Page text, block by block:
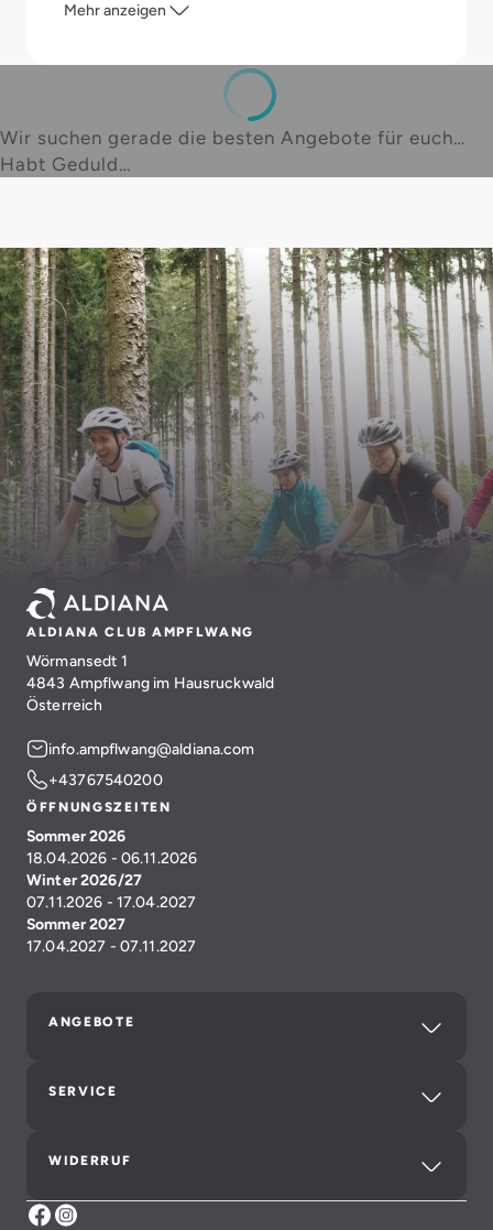
sodass du immer genau weißt, was du genießt.
Mehr anzeigen
Wir suchen gerade die besten Angebote für euch…
Habt Geduld…
ALDIANA CLUB AMPFLWANG
Wörmansedt 1
4843 Ampflwang im Hausruckwald
Österreich
info.ampflwang@aldiana.com
+43767540200
ÖFFNUNGSZEITEN
Sommer 2026
18.04.2026 - 06.11.2026
Winter 2026/27
07.11.2026 - 17.04.2027
Sommer 2027
17.04.2027 - 07.11.2027
ANGEBOTE
SERVICE
WIDERRUF
Facebook Aldiana Club Ampflwang